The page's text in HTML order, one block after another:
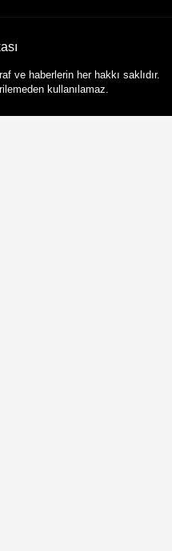
ve haberlerin her hakkı saklıdır.
kullanılamaz.